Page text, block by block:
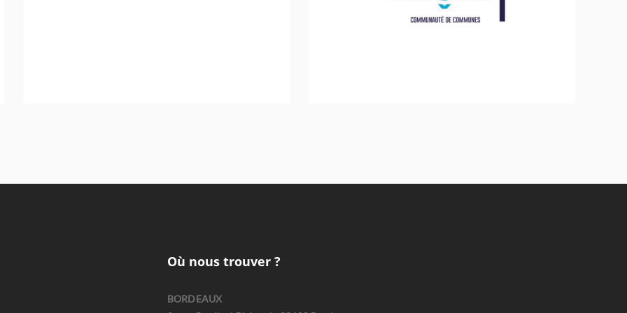
Sport - Loisirs - Jeunesse
Où nous trouver ?
BORDEAUX